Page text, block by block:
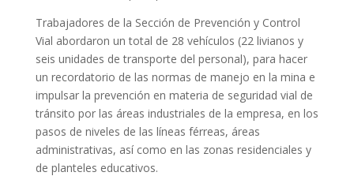
Trabajadores de la Sección de Prevención y Control
Vial abordaron un total de 28 vehículos (22 livianos y
seis unidades de transporte del personal), para hacer
un recordatorio de las normas de manejo en la mina e
impulsar la prevención en materia de seguridad vial de
tránsito por las áreas industriales de la empresa, en los
pasos de niveles de las líneas férreas, áreas
administrativas, así como en las zonas residenciales y
de planteles educativos.